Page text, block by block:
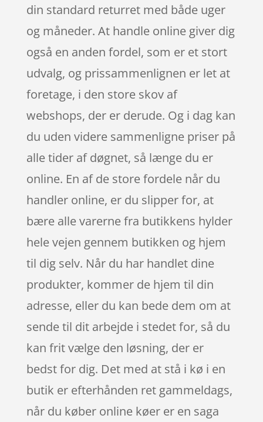
din standard returret med både uger
og måneder. At handle online giver dig
også en anden fordel, som er et stort
udvalg, og prissammenlignen er let at
foretage, i den store skov af
webshops, der er derude. Og i dag kan
du uden videre sammenligne priser på
alle tider af døgnet, så længe du er
online. En af de store fordele når du
handler online, er du slipper for, at
bære alle varerne fra butikkens hylder
hele vejen gennem butikken og hjem
til dig selv. Når du har handlet dine
produkter, kommer de hjem til din
adresse, eller du kan bede dem om at
sende til dit arbejde i stedet for, så du
kan frit vælge den løsning, der er
bedst for dig. Det med at stå i kø i en
butik er efterhånden ret gammeldags,
når du køber online køer er en saga